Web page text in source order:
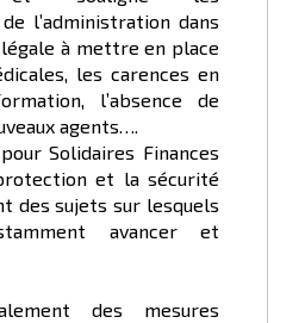
l’administration dans
à mettre en place
les carences en
l’absence de
agents….
Solidaires Finances
et la sécurité
des sujets sur lesquels
avancer et
des mesures